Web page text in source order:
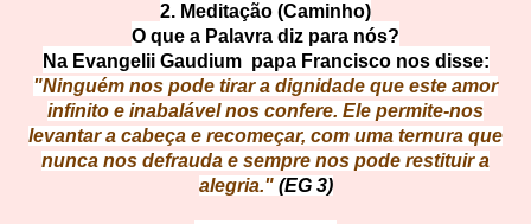
2. Meditação (Caminho)
O que a Palavra diz para nós?
Na Evangelii Gaudium papa Francisco nos disse:
"Ninguém nos pode tirar a dignidade que este amor
infinito e inabalável nos confere. Ele permite-nos
levantar a cabeça e recomeçar, com uma ternura que
nunca nos defrauda e sempre nos pode restituir a
alegria."(EG 3)